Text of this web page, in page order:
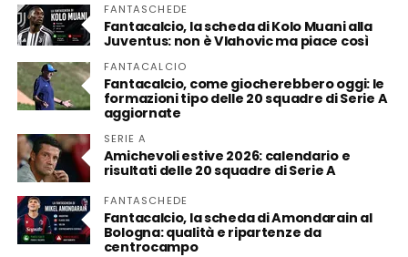
FANTASCHEDE
Fantacalcio, la scheda di Kolo Muani alla
Juventus: non è Vlahovic ma piace così
FANTACALCIO
Fantacalcio, come giocherebbero oggi: le
formazioni tipo delle 20 squadre di Serie A
aggiornate
SERIE A
Amichevoli estive 2026: calendario e
risultati delle 20 squadre di Serie A
FANTASCHEDE
Fantacalcio, la scheda di Amondarain al
Bologna: qualità e ripartenze da
centrocampo